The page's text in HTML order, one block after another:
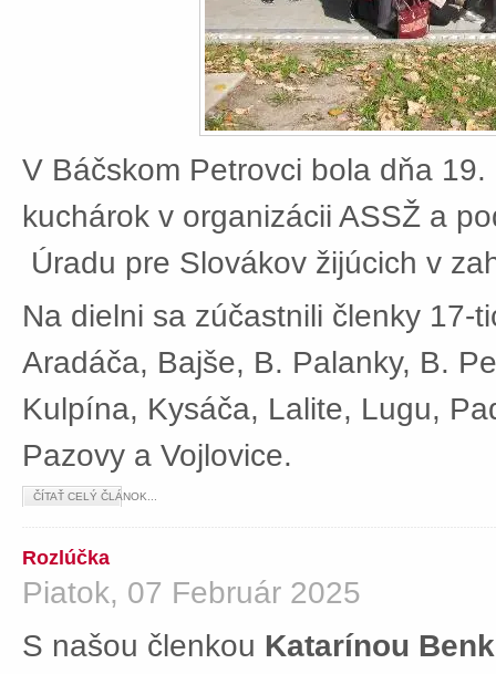
V Báčskom Petrovci bola dňa
kuchárok v organizácii ASSŽ a
Úradu pre Slovákov žijúcich v
Na dielni sa zúčastnili členky 17-
Aradáča, Bajše, B. Palanky, B.
Kulpína, Kysáča, Lalite, Lugu,
Pazovy a Vojlovice.
ČÍTAŤ CELÝ ČLÁNOK...
Rozlúčka
Piatok, 07 Február 2025
S našou členkou Katarínou